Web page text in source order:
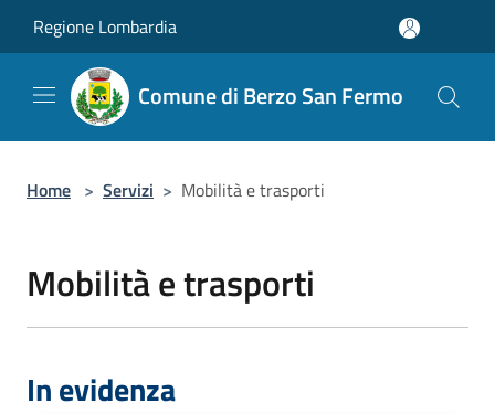
Regione Lombardia
Comune di Berzo San Fermo
Home > Servizi > Mobilità e trasporti
Mobilità e trasporti
In evidenza